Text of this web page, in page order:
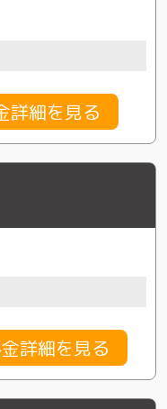
詳細を見る
詳細を見る